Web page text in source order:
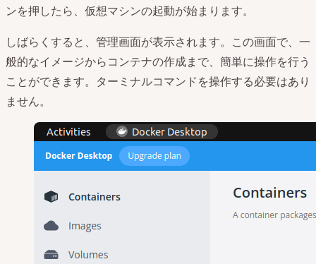
ンを押したら、仮想マシンの起動が始まります。
しばらくすると、管理画面が表示されます。この画面で、一
般的なイメージからコンテナの作成まで、簡単に操作を行う
ことができます。ターミナルコマンドを操作する必要はあり
ません。